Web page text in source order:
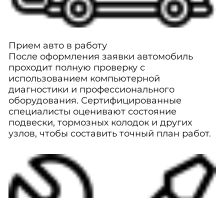
Прием авто в работу
После оформления заявки автомобиль
проходит полную проверку с
использованием компьютерной
диагностики и профессионального
оборудования. Сертифицированные
специалисты оценивают состояние
подвески, тормозных колодок и других
узлов, чтобы составить точный план работ.